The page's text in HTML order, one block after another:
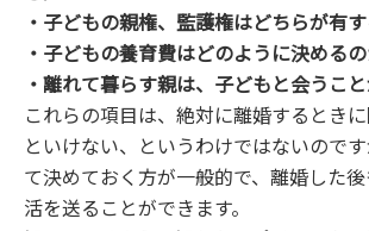
・子どもの親権、監護権はどちらが有
・子どもの養育費はどのように決める
・離れて暮らす親は、子どもと会うこ
これらの項目は、絶対に離婚するとき
といけない、というわけではないので
て決めておく方が一般的で、離婚した
活を送ることができます。